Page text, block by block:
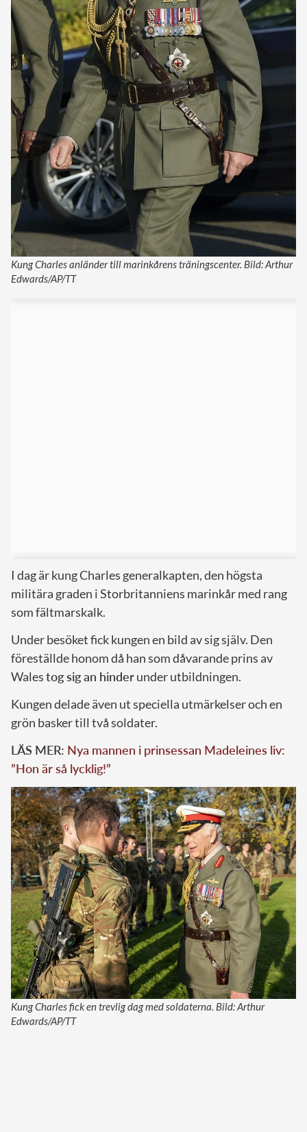
Kung Charles anländer till marinkårens träningscenter. Bild: Arthur
Edwards/AP/TT
I dag är kung Charles generalkapten, den högsta
militära graden i Storbritanniens marinkår med rang
som fältmarskalk.
Under besöket fick kungen en bild av sig själv. Den
föreställde honom då han som dåvarande prins av
Walestog sig an hinderunder utbildningen.
Kungen delade även ut speciella utmärkelser och en
grön basker till två soldater.
LÄS MER: Nya mannen i prinsessan Madeleines liv:
”Hon är så lycklig!”
Kung Charles fick en trevlig dag med soldaterna. Bild: Arthur
Edwards/AP/TT